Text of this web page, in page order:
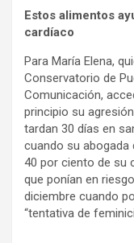
Estos alimentos
cardíaco
Para María Elena,
Conservatorio de
Comunicación,
principio su
tardan 30 días en
cuando su abogada
40 por ciento de su
que ponían en
diciembre cuando
“tentativa de